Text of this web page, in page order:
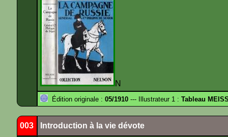
N
Édition originale : 05/1910 --- Illustrateur 1 : Tableau
003 Introduction à la vie dévote